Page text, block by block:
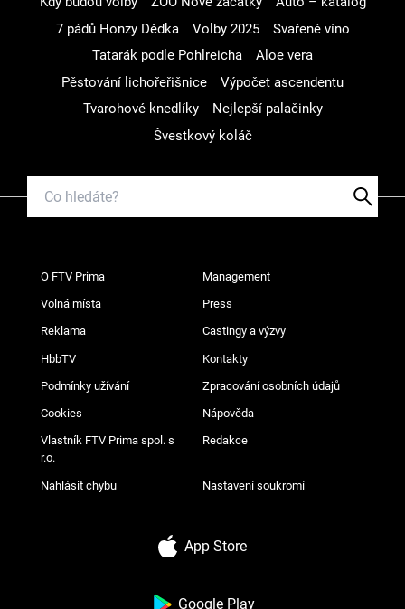
7 pádů Honzy Dědka
Volby 2025
Svařené víno
Tatarák podle Pohlreicha
Aloe vera
Pěstování lichořeřišnice
Výpočet ascendentu
Tvarohové knedlíky
Nejlepší palačinky
Švestkový koláč
O FTV Prima Management
Volná místa Press
Reklama Castingy a výzvy
HbbTV Kontakty
Podmínky užívání Zpracování osobních údajů
Cookies Nápověda
Vlastník FTV Prima spol. s
r.o.
Redakce
Nahlásit chybu Nastavení soukromí
App Store
Google Play